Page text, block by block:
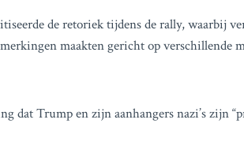
de retoriek tijdens de rally, waarbij
maakten gericht op verschillende
dat Trump en zijn aanhangers nazi’s zijn